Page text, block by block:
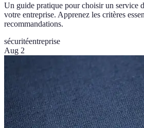
Un guide pratique pour choisir un service
votre entreprise. Apprenez les critères
recommandations.
sécuritéentreprise
Aug 2